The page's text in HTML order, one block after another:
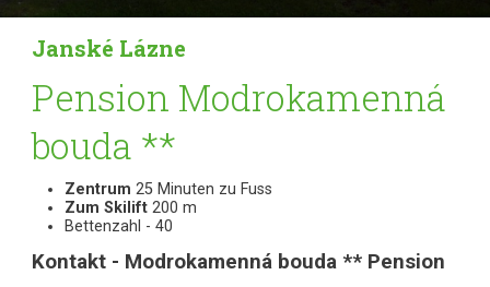
Janské Lázne
Pension Modrokamenná
bouda **
Zentrum 25 Minuten zu Fuss
Zum Skilift 200 m
Bettenzahl - 40
Kontakt - Modrokamenná bouda ** Pension